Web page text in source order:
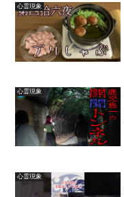
心霊現象
心霊現象
心霊現象